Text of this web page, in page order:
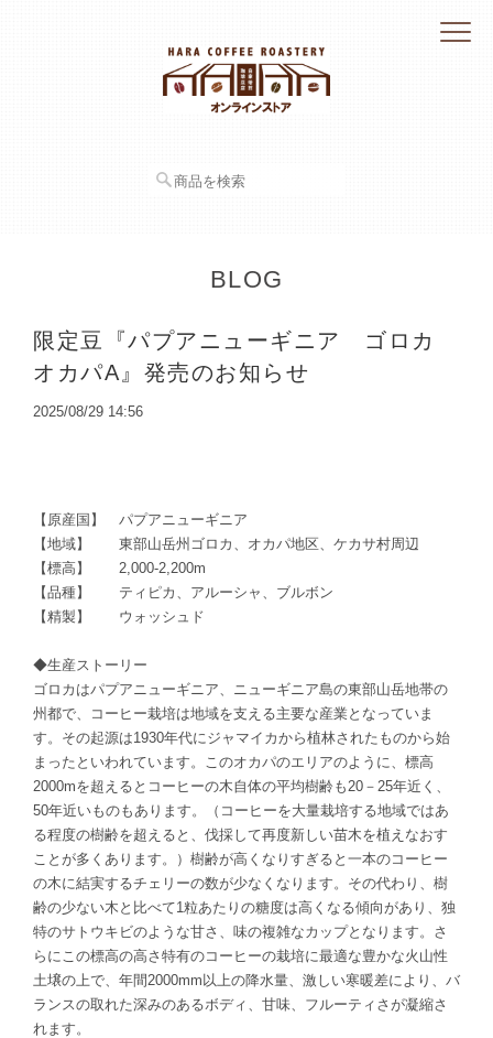
BLOG
限定豆『パプアニューギニア ゴロカ
オカパA』発売のお知らせ
2025/08/29 14:56
【原産国】 パプアニューギニア
【地域】 東部山岳州ゴロカ、オカパ地区、ケカサ村周辺
【標高】 2,000-2,200m
【品種】 ティピカ、アルーシャ、ブルボン
【精製】 ウォッシュド
◆生産ストーリー
ゴロカはパプアニューギニア、ニューギニア島の東部山岳地帯の
州都で、コーヒー栽培は地域を支える主要な産業となっていま
す。その起源は1930年代にジャマイカから植林されたものから始
まったといわれています。このオカパのエリアのように、標高
2000mを超えるとコーヒーの木自体の平均樹齢も20－25年近く、
50年近いものもあります。（コーヒーを大量栽培する地域ではあ
る程度の樹齢を超えると、伐採して再度新しい苗木を植えなおす
ことが多くあります。）樹齢が高くなりすぎると一本のコーヒー
の木に結実するチェリーの数が少なくなります。その代わり、樹
齢の少ない木と比べて1粒あたりの糖度は高くなる傾向があり、独
特のサトウキビのような甘さ、味の複雑なカップとなります。さ
らにこの標高の高さ特有のコーヒーの栽培に最適な豊かな火山性
土壌の上で、年間2000mm以上の降水量、激しい寒暖差により、バ
ランスの取れた深みのあるボディ、甘味、フルーティさが凝縮さ
れます。